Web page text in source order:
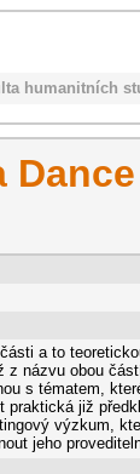
humanitních
a to
z názvu obou
s tématem,
již
výzkum,
jeho